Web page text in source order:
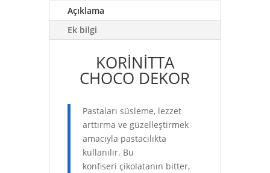
Açıklama
Ek bilgi
KORİNİTTA
CHOCO DEKOR
Pastaları süsleme, lezzet
arttırma ve güzelleştirmek
amacıyla pastacılıkta
kullanılır. Bu
konfiseri çikolatanın bitter,